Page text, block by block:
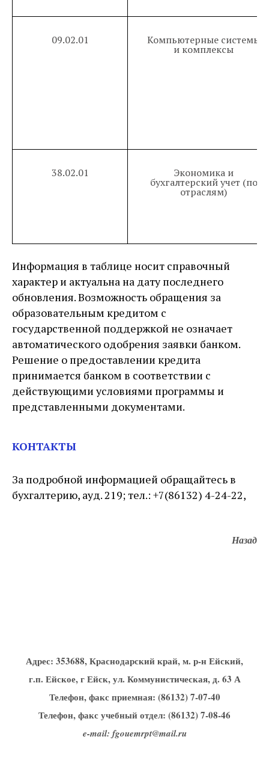
09.02.01 Компьютерные системы
и комплексы
38.02.01 Экономика и
бухгалтерский учет (по
отраслям)
Информация в таблице носит справочный
характер и актуальна на дату последнего
обновления. Возможность обращения за
образовательным кредитом с
государственной поддержкой не означает
автоматического одобрения заявки банком.
Решение о предоставлении кредита
принимается банком в соответствии с
действующими условиями программы и
представленными документами.
КОНТАКТЫ
За подробной информацией обращайтесь в
бухгалтерию, ауд. 219; тел.: +7(86132) 4-24-22,
Назад
Адрес: 353688, Краснодарский край, м. р-н Ейский,
г.п. Ейское, г Ейск, ул. Коммунистическая, д. 63 А
Телефон, факс приемная: (86132) 7-07-40
Телефон, факс учебный отдел: (86132) 7-08-46
e-mail: fgouemrpt@mail.ru